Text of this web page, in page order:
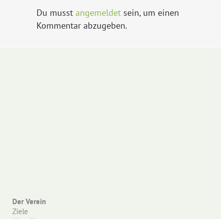
Du musst angemeldet sein, um einen
Kommentar abzugeben.
Der Verein
Ziele